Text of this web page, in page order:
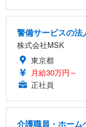
警備サービスの法
株式会社MSK
東京都
月給30万円～
正社員
介護職員・ホーム